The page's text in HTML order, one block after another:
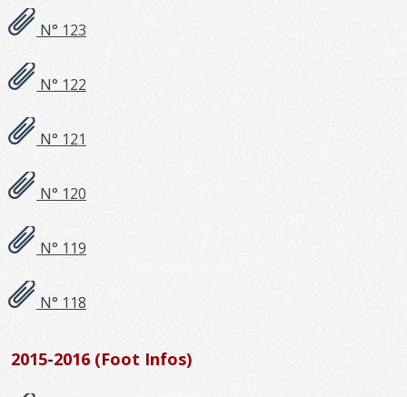
N° 123
N° 122
N° 121
N° 120
N° 119
N° 118
2015-2016 (Foot Infos)